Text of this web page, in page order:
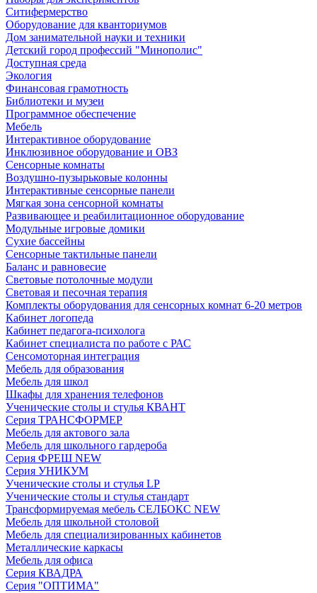
Ситифермерство
Оборудование для кванториумов
Дом занимательной науки и техники
Детский город профессий "Минополис"
Доступная среда
Экология
Финансовая грамотность
Библиотеки и музеи
Программное обеспечение
Мебель
Интерактивное оборудование
Инклюзивное оборудование и ОВЗ
Cенсорные комнаты
Воздушно-пузырьковые колонны
Интерактивные сенсорные панели
Мягкая зона сенсорной комнаты
Развивающее и реабилитационное оборудование
Модульные игровые домики
Сухие бассейны
Сенсорные тактильные панели
Баланс и равновесие
Световые потолочные модули
Световая и песочная терапия
Комплекты оборудования для сенсорных комнат 6-20 метров
Кабинет логопеда
Кабинет педагога-психолога
Кабинет специалиста по работе с РАС
Сенсомоторная интеграция
Мебель для образования
Мебель для школ
Шкафы для хранения телефонов
Ученические столы и стулья КВАНТ
Серия ТРАНСФОРМЕР
Мебель для актового зала
Мебель для школьного гардероба
Серия ФРЕШ NEW
Серия УНИКУМ
Ученические столы и стулья LP
Ученические столы и стулья стандарт
Трансформируемая мебель СЕЛБОКС NEW
Мебель для школьной столовой
Мебель для специализированных кабинетов
Металлические каркасы
Мебель для офиса
Серия КВАДРА
Серия "ОПТИМА"